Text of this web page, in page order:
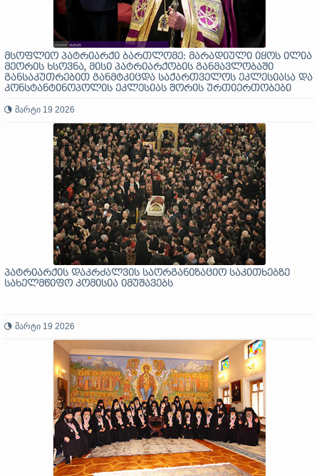
მსოფლიო პატრიარქი ბართლომე: მარადიული იყოს ილია
მეორის ხსოვნა, მისი პატრიარქობის განმავლობაში
განსაკუთრებით განმტკიცდა საქართველოს ეკლესიასა და
კონსტანტინოპოლის ეკლესიას შორის ურთიერთობები
მარტი 19 2026
პატრიარქის დაკრძალვის საორგანიზაციო საკითხებზე
სახელმწიფო კომისია იმუშავებს
მარტი 19 2026